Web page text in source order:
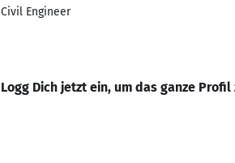
Civil Engineer
Logg Dich jetzt ein, um das ganze Profil